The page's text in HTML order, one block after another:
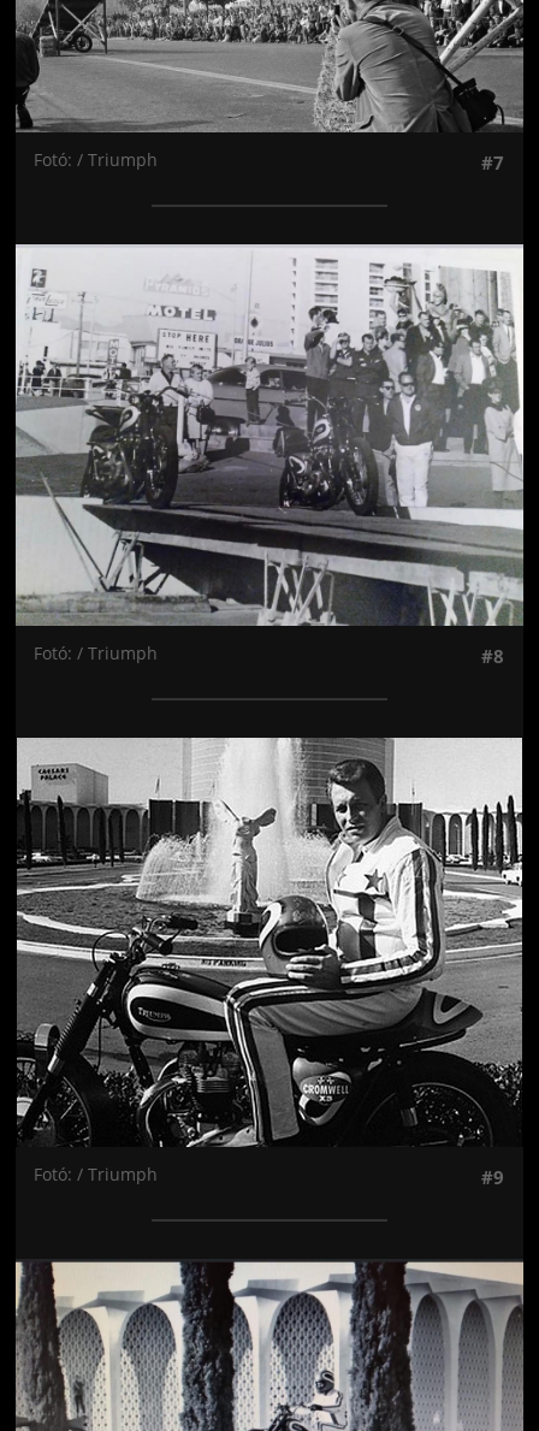
Fotó: / Triumph #7
Jön még kép!
Fotó: / Triumph #8
Jön még kép!
Fotó: / Triumph #9
Jön még kép!